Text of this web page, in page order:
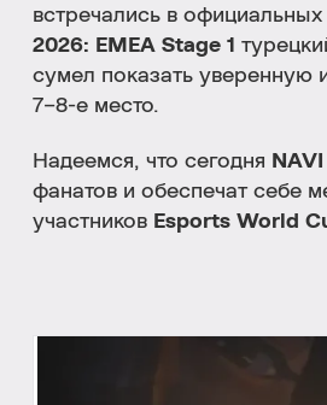
встречались в
2026: EMEA Stage 1
сумел показать уверенную
7–8-е место.
Надеемся, что сегодня NAVI
фанатов и обеспечат себе
участников Esports World